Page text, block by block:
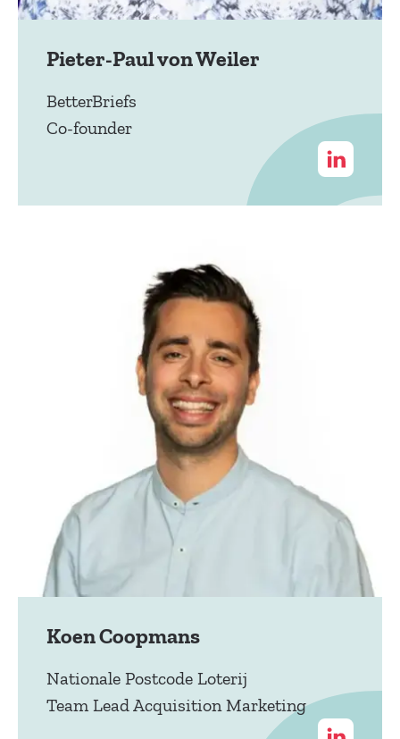
Pieter-Paul von Weiler
BetterBriefs
Co-founder
Koen Coopmans
Nationale Postcode Loterij
Team Lead Acquisition Marketing